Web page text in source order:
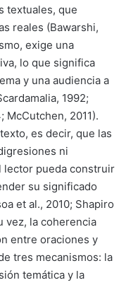
textuales, que
reales (Bawarshi,
exige una
lo que significa
y una audiencia a
1992;
McCutchen, 2011).
es decir, que las
ni
lector pueda construir
su significado
et al., 2010; Shapiro
vez, la coherencia
entre oraciones y
tres mecanismos: la
temática y la